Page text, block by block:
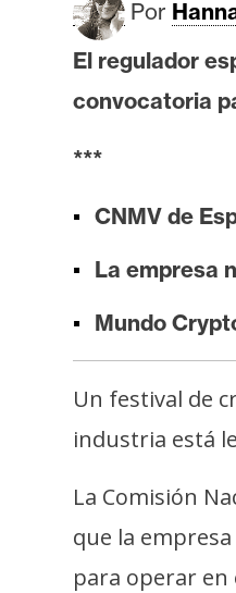
i
s
i
s
o
a
d
e
P
r
e
s
a
Por
El regulador
convocatoria
***
CNMV de
La empresa
Mundo
Un festival de
industria está
La Comisión
que la empresa
para operar en